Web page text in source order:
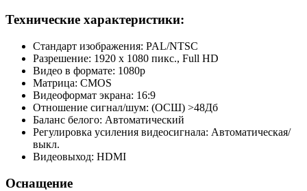
Технические характеристики:
Стандарт изображения: PAL/NTSC
Разрешение: 1920 х 1080 пикс., Full HD
Видео в формате: 1080p
Матрица: CMOS
Видеоформат экрана: 16:9
Отношение сигнал/шум: (ОСШ) >48Дб
Баланс белого: Автоматический
Регулировка усиления видеосигнала: Автоматическая/
выкл.
Видеовыход: HDMI
Оснащение